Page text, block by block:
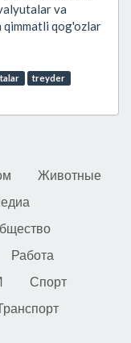
va
qog'ozlar
treyder
Животные
Работа
Спорт